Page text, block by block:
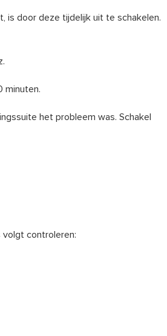
is door deze tijdelijk uit te schakelen.
minuten.
het probleem was. Schakel
volgt controleren: